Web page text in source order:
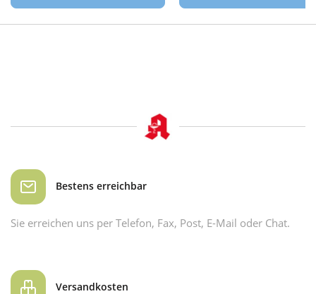
Bestens erreichbar
Sie erreichen uns per Telefon, Fax, Post, E-Mail oder Chat.
Versandkosten